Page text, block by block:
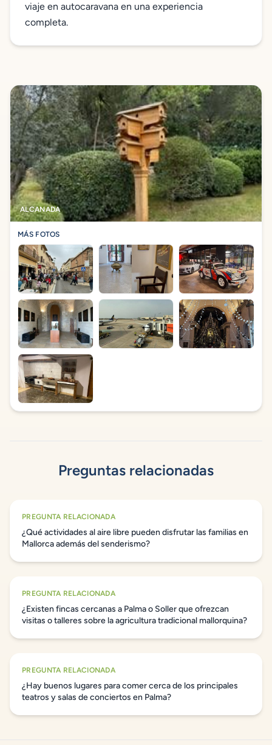
viaje en autocaravana en una experiencia
completa.
ALCANADA
MÁS FOTOS
Preguntas relacionadas
PREGUNTA RELACIONADA
¿Qué actividades al aire libre pueden disfrutar las familias en
Mallorca además del senderismo?
PREGUNTA RELACIONADA
¿Existen fincas cercanas a Palma o Soller que ofrezcan
visitas o talleres sobre la agricultura tradicional mallorquina?
PREGUNTA RELACIONADA
¿Hay buenos lugares para comer cerca de los principales
teatros y salas de conciertos en Palma?